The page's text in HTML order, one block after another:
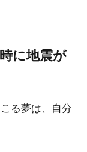
に地震が
る夢は、自分